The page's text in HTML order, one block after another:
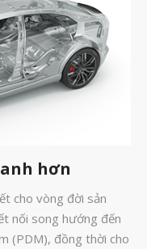
Tám 2026
Bảy 2026
Hai 2026
Một 2026
hơn
cho vòng đời sản
nối song hướng đến
(PDM), đồng thời cho